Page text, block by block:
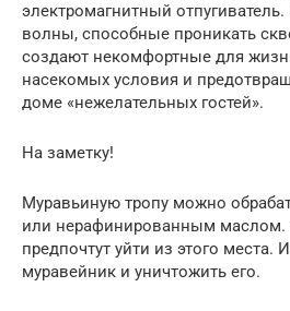
электромагнитный
волны, способные проникать
создают некомфортные для
насекомых условия и
доме «нежелательных гостей».
На заметку!
Муравьиную тропу можно
или нерафинированным маслом.
предпочтут уйти из этого места.
муравейник и уничтожить его.